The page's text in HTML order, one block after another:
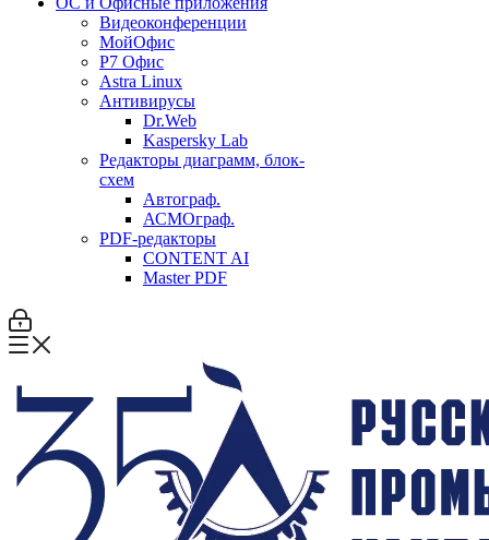
Видеоконференции
МойОфис
P7 Офис
Astra Linux
Антивирусы
Dr.Web
Kaspersky Lab
Редакторы диаграмм, блок-
схем
Автограф.
АСМОграф.
PDF-редакторы
CONTENT AI
Master PDF